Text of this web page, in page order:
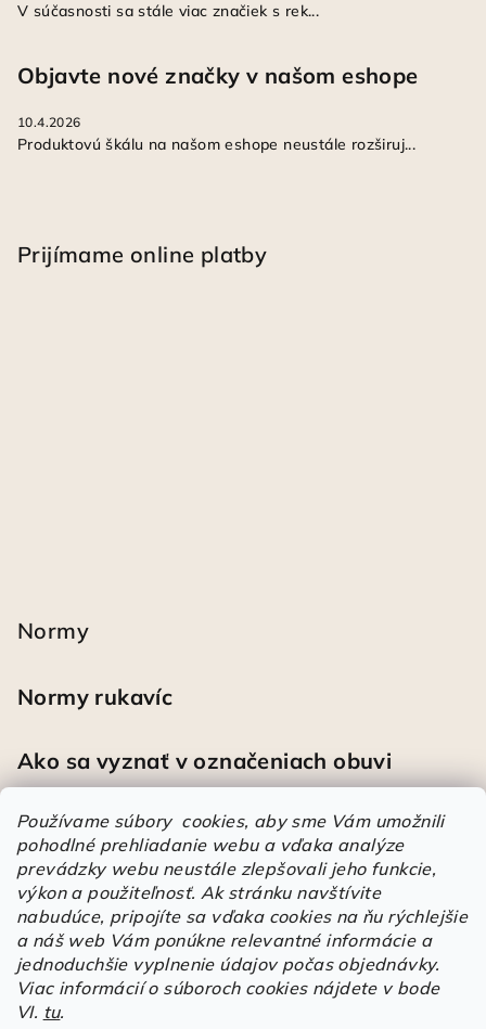
Používame súbory cookies, aby sme Vám umožnili
pohodlné prehliadanie webu a vďaka analýze
prevádzky webu neustále zlepšovali jeho funkcie,
výkon a použiteľnosť. Ak stránku navštívite
nabudúce, pripojíte sa vďaka cookies na ňu rýchlejšie
a náš web Vám ponúkne relevantné informácie a
jednoduchšie vyplnenie údajov počas objednávky.
Viac informácií o súboroch cookies nájdete v bode
VI. tu.
V súčasnosti sa stále viac značiek s rek...
Objavte nové značky v našom eshope
10.4.2026
Produktovú škálu na našom eshope neustále rozširuj...
Prijímame online platby
Normy
Normy rukavíc
Ako sa vyznať v označeniach obuvi
Heureka
Športové pracovné poltopánky PRESTIGE CLASSIC biele
Hodnotenie produktu je 5 z 5 hviezdičiek.
| Mária
Á